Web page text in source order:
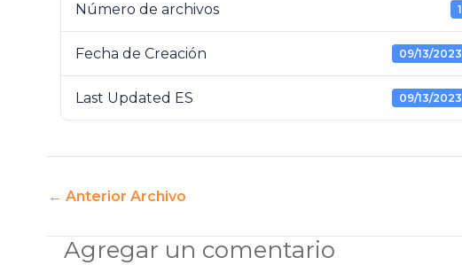
Número de archivos 1
Fecha de Creación 09/13/2023
Last Updated ES 09/13/2023
← Anterior Archivo
Agregar un comentario